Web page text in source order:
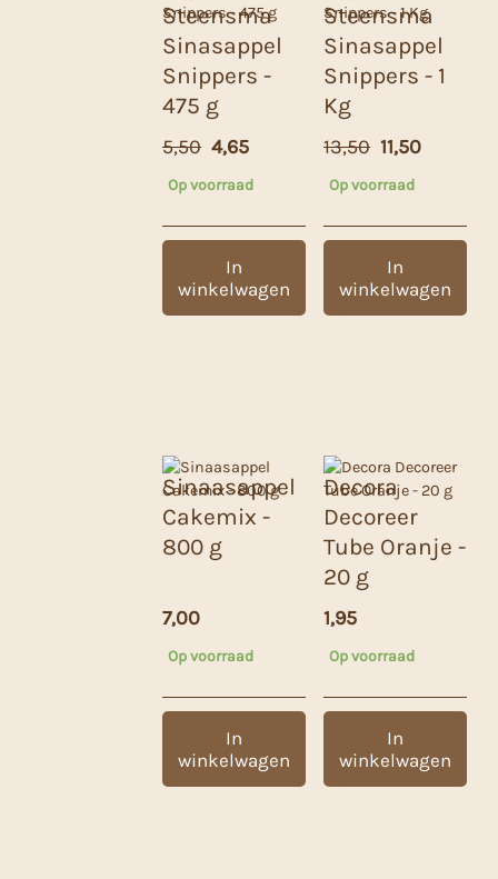
Steensma
Sinasappel
Snippers -
475 g
5,50 Oorspronkelijke
prijs
5,50.
4,65Huidige
prijs
4,65.
Op voorraad
In
winkelwagen
Steensma
Sinasappel
Snippers - 1
Kg
13,50
prijs
13,50.
11,50Huidige
11,50.
Op voorraad
In
winkelwagen
Sinaasappel
Cakemix -
800 g
7,00
Op voorraad
In
winkelwagen
Decora
Decoreer
Tube Oranje -
20 g
1,95
Op voorraad
In
winkelwagen